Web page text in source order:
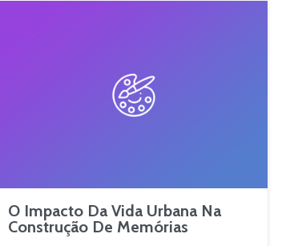
O Impacto Da Vida Urbana Na
Construção De Memórias